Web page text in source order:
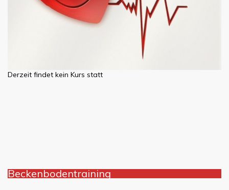
Derzeit findet kein Kurs statt
Beckenbodentraining